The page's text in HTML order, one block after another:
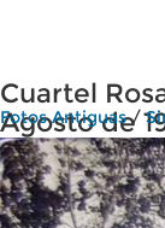
Cuartel
Agosto de
Fotos Antiguas/